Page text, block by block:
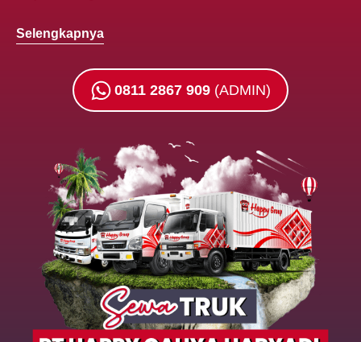
Selengkapnya
0811 2867 909 (ADMIN)